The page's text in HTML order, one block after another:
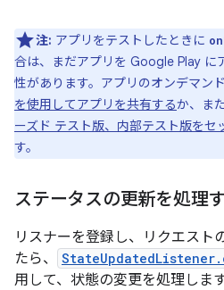
注: アプリをテストしたときに
合は、まだアプリを Google Play に
性があります。アプリのオンデマン
を使用してアプリを共有するか、ま
ーズド テスト版、内部テスト版をセ
す。
ステータスの更新を処理
リスナーを登録し、リクエスト
たら、
用して、状態の変更を処理しま